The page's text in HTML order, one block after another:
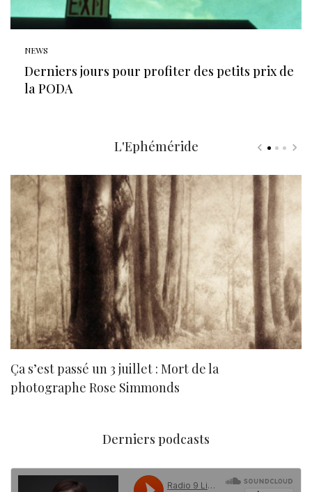
NEWS
Derniers jours pour profiter des petits prix de
la PODA
L'Ephéméride
Ça s’est passé un 3 juillet : Mort de la
photographe Rose Simmonds
Derniers podcasts